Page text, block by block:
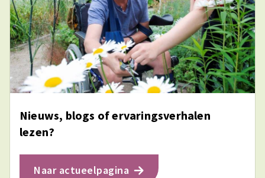
Nieuws, blogs of ervaringsverhalen
lezen?
Naar actueelpagina